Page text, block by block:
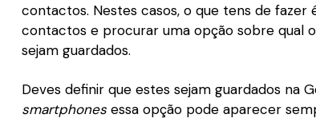
contactos. Nestes casos, o que tens de fazer
contactos e procurar uma opção sobre qual
sejam guardados.
Deves definir que estes sejam guardados na
smartphones essa opção pode aparecer